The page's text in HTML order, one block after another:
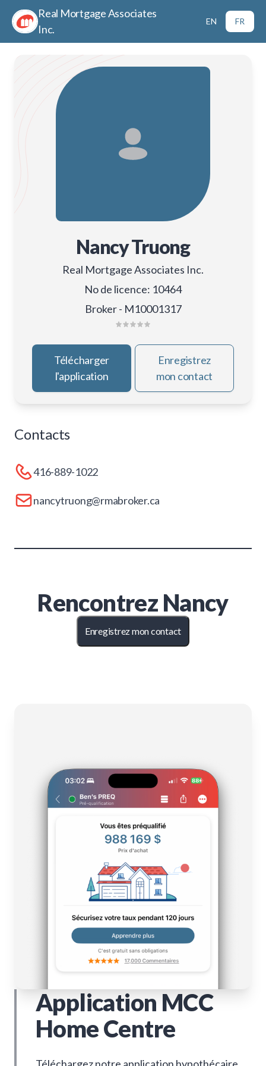
Real Mortgage Associates
Inc.
EN FR
Nancy Truong
Real Mortgage Associates Inc.
No de licence: 10464
Broker - M10001317
Télécharger
l'application
Enregistrez
mon contact
Contacts
416-889-1022
nancytruong@rmabroker.ca
Rencontrez Nancy
Enregistrez mon contact
Application MCC
Home Centre